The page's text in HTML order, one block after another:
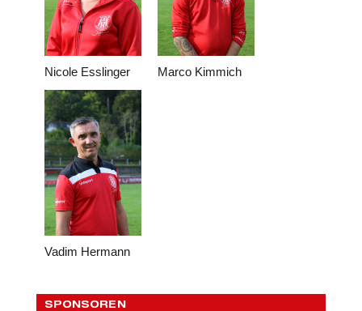
Nicole Esslinger Marco Kimmich
Vadim Hermann
SPONSOREN